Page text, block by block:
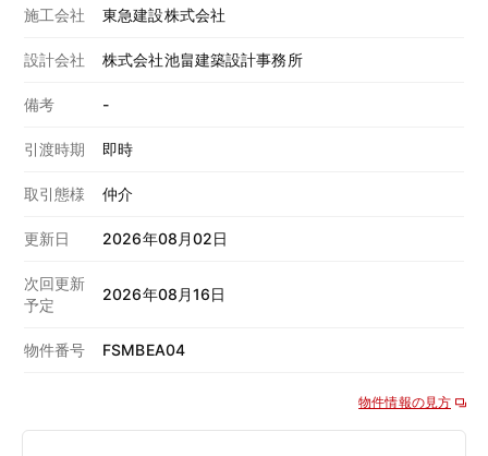
施工会社 東急建設株式会社
設計会社 株式会社池畠建築設計事務所
備考 -
引渡時期 即時
取引態様 仲介
更新日 2026年08月02日
次回更新
予定
2026年08月16日
物件番号 FSMBEA04
物件情報の見方